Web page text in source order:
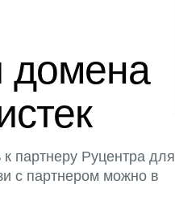
домена
партнеру Руцентра для
с партнером можно в